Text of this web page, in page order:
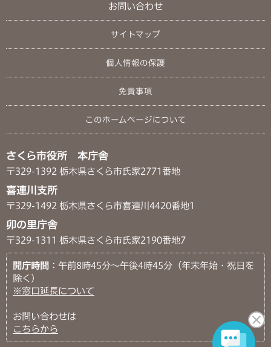
お問い合わせ
サイトマップ
個人情報の保護
免責事項
このホームページについて
さくら市役所 本庁舎
〒329-1392 栃木県さくら市氏家2771番地
喜連川支所
〒329-1492 栃木県さくら市喜連川4420番地1
卯の里庁舎
〒329-1311 栃木県さくら市氏家2190番地7
開庁時間 ：午前8時45分～午後4時45分（年末年始・祝日を
除く）
※窓口延長について
お問い合わせは
こちらから